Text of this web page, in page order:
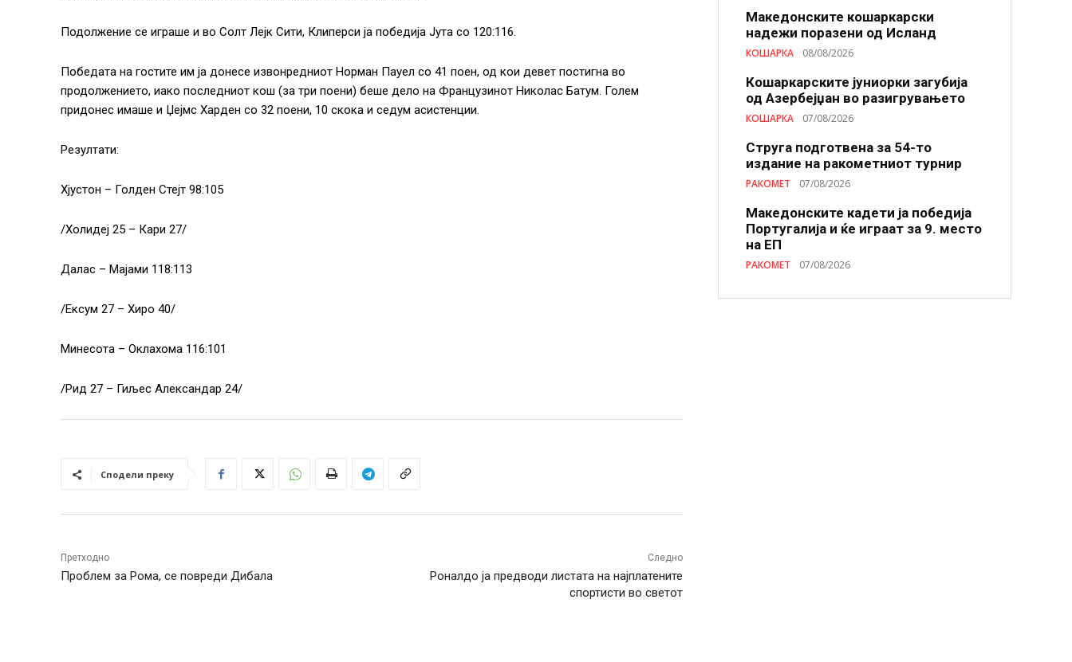
Подолжение се играше и во Солт Лејк Сити, Клиперси ја победија Јута со 120:116.
Победата на гостите им ја донесе извонредниот Норман Пауел со 41 поен, од кои девет постигна во
продолжението, иако последниот кош (за три поени) беше дело на Французинот Николас Батум. Голем
придонес имаше и Џејмс Харден со 32 поени, 10 скока и седум асистенции.
Резултати:
Хјустон – Голден Стејт 98:105
/Холидеј 25 – Кари 27/
Далас – Мајами 118:113
/Eксум 27 – Хиро 40/
Минесота – Оклахома 116:101
/Рид 27 – Гиљес Александар 24/
Сподели преку
Претходно
Проблем за Рома, се повреди Дибала
Следно
Роналдо ја предводи листата на најплатените
спортисти во светот
Македонските кошаркарски
надежи поразени од Исланд
КОШАРКА 08/08/2026
Кошаркарските јуниорки загубија
од Азербејџан во разигрувањето
КОШАРКА 07/08/2026
Струга подготвена за 54-то
издание на ракометниот турнир
РАКОМЕТ 07/08/2026
Македонските кадети ја победија
Португалија и ќе играат за 9. место
на ЕП
РАКОМЕТ 07/08/2026